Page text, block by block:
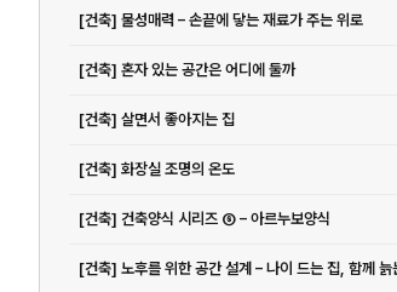
[건축] 물성매력 – 손끝에 닿는 재료가 주는 위로
[건축] 혼자 있는 공간은 어디에 둘까
[건축] 살면서 좋아지는 집
[건축] 화장실 조명의 온도
[건축] 건축양식 시리즈 ⑥ – 아르누보양식
[건축] 노후를 위한 공간 설계 – 나이 드는 집, 함께 늙